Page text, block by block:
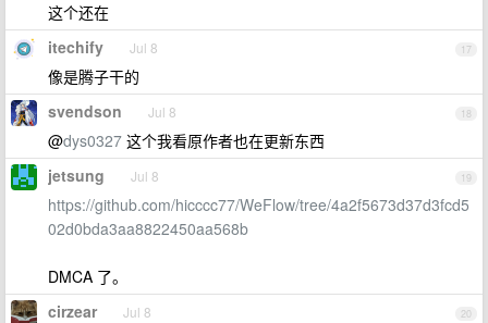
这个还在
17
itechify Jul 8
像是腾子干的
18
svendson Jul 8
@dys0327 这个我看原作者也在更新东西
19
jetsung Jul 8
https://github.com/hicccc77/WeFlow/tree/4a2f5673d37d3fcd5
02d0bda3aa8822450aa568b
DMCA 了。
20
cirzear Jul 8